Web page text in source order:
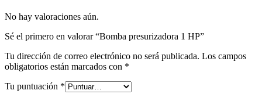
No hay valoraciones aún.
Sé el primero en valorar “Bomba presurizadora 1 HP”
Tu dirección de correo electrónico no será publicada. Los campos
obligatorios están marcados con *
Tu puntuación *